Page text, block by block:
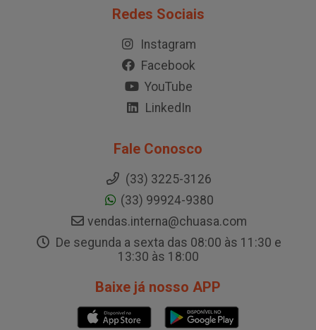
Redes Sociais
Instagram
Facebook
YouTube
LinkedIn
Fale Conosco
(33) 3225-3126
(33) 99924-9380
vendas.interna@chuasa.com
De segunda a sexta das 08:00 às 11:30 e
13:30 às 18:00
Baixe já nosso APP